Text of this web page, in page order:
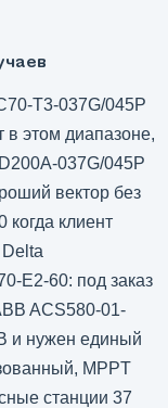
T3-037G/045P
в этом диапазоне,
037G/045P
вектор без
когда клиент
E2-60: под заказ
ACS580-01-
и нужен единый
MPPT
станции 37